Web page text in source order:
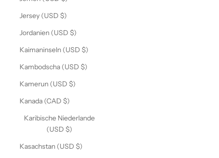
Jersey (USD $)
Jordanien (USD $)
Kaimaninseln (USD $)
Kambodscha (USD $)
Kamerun (USD $)
Kanada (CAD $)
Karibische Niederlande
(USD $)
Kasachstan (USD $)